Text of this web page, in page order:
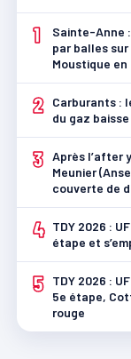
1
Sainte-Anne
par balles sur
Moustique
2
Carburants :
du gaz
3 Après l’after
Meunier
couverte de
4 TDY 2026 :
étape et
5
TDY 2026 :
5e étape,
rouge